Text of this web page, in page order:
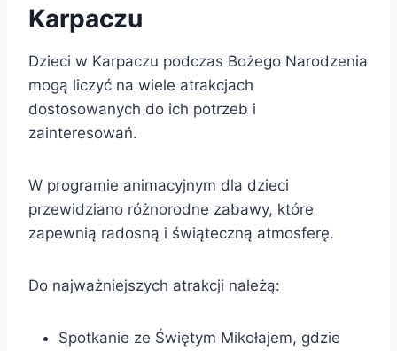
Karpaczu
Dzieci w Karpaczu podczas Bożego Narodzenia
mogą liczyć na wiele atrakcjach
dostosowanych do ich potrzeb i
zainteresowań.
W programie animacyjnym dla dzieci
przewidziano różnorodne zabawy, które
zapewnią radosną i świąteczną atmosferę.
Do najważniejszych atrakcji należą:
Spotkanie ze Świętym Mikołajem, gdzie